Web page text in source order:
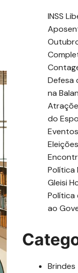
INSS
Defesa
na
do
Eventos
Política
Gleisi
Política
ao
Brindes